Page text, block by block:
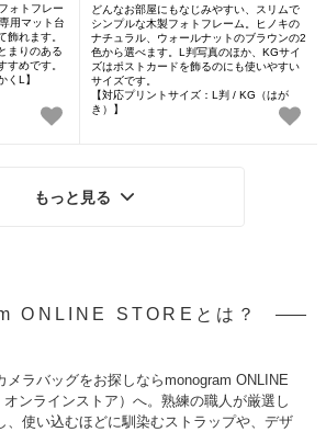
ォトフレー
用マット台
飾れます。
まりのある
すめです。
くL】
どんなお部屋にもなじみやすい、スリムで
シンプルな木製フォトフレーム。ヒノキの
ナチュラル、ウォールナットのブラウンの2
色から選べます。L判写真のほか、KGサイ
ズはポストカードを飾るのにも使いやすい
サイズです。
【対応プリントサイズ：L判 / KG（はが
き）】
もっと見る
ONLINE STOREとは？
メラバッグをお探しならmonogram ONLINE
ンラインストア）へ。熟練の職人が厳選し
、使い込むほどに馴染むストラップや、デザ